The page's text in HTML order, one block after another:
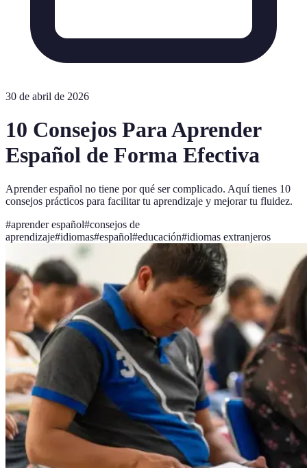
30 de abril de 2026
10 Consejos Para Aprender
Español de Forma Efectiva
Aprender español no tiene por qué ser complicado. Aquí tienes 10
consejos prácticos para facilitar tu aprendizaje y mejorar tu fluidez.
#aprender español#consejos de
aprendizaje#idiomas#español#educación#idiomas extranjeros